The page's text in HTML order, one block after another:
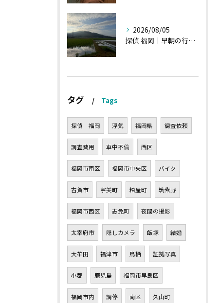
2026/08/05
探偵 福岡｜早朝の行動調査、初見一発勝負のような・・・・
タグ Tags
探偵 福岡 浮気 福岡県 調査依頼
調査費用 車中不倫 西区
福岡市南区 福岡市中央区 バイク
古賀市 宇美町 粕屋町 筑紫野
福岡市西区 志免町 夜間の撮影
太宰府市 隠しカメラ 飯塚 結婚
大牟田 福津市 鳥栖 証拠写真
小郡 鹿児島 福岡市早良区
福岡市内 調停 南区 久山町